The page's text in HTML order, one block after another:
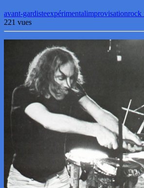
avant-gardisteexpérimentalimprovisationrock
221 vues